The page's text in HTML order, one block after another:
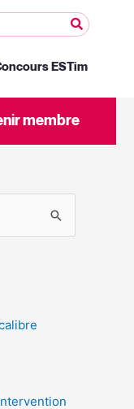
ESTim
membre